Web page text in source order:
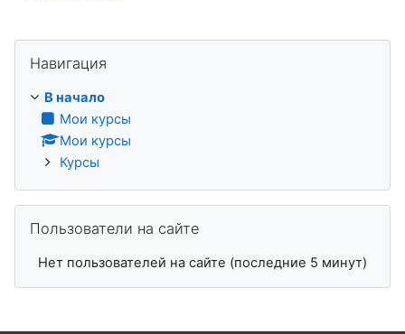
Навигация
В начало
Мои курсы
Мои курсы
Курсы
Пользователи на сайте
Нет пользователей на сайте (последние 5 минут)